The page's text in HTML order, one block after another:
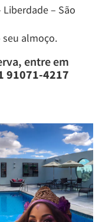
Liberdade – São
seu almoço.
entre em
91071-4217